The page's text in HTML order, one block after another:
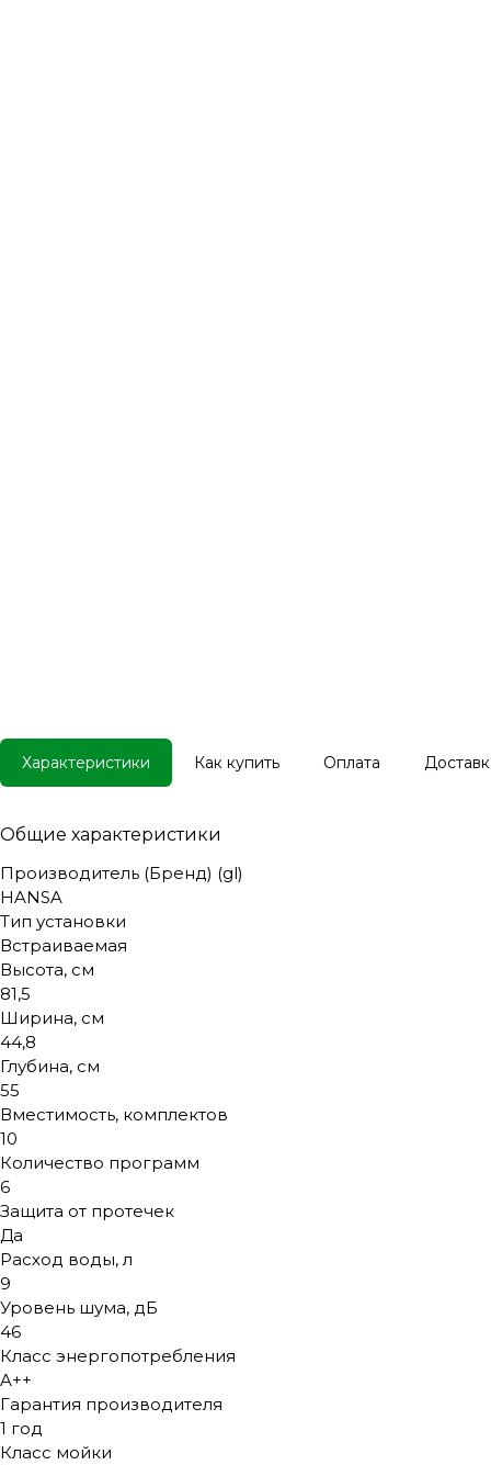
Характеристики Как купить Оплата
Общие характеристики
Производитель (Бренд) (gl)
HANSA
Тип установки
Встраиваемая
Высота, см
81,5
Ширина, см
44,8
Глубина, см
55
Вместимость, комплектов
10
Количество программ
6
Защита от протечек
Да
Расход воды, л
9
Уровень шума, дБ
46
Класс энергопотребления
A++
Гарантия производителя
1 год
Класс мойки